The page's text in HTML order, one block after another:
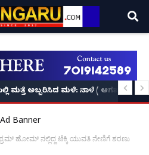
ಮತ್ತೆ ಅಬ್ಬರಿಸಿದ ಮಳೆ: ನಾಳೆ ( ಆಗಷ್ಟ್ 8)
ಹೋಮ್ ನಲ್ಲಿದ್ದ ಟೆಕ್ಕಿ ಯುವತಿ ನೇಣಿಗೆ ಶರಣು